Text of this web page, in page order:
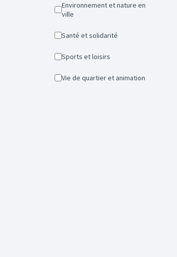
Environnement et nature en
ville
Santé et solidarité
Sports et loisirs
Vie de quartier et animation